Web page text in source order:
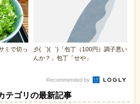
ミで切っ
彡(゜)(゜)「包丁（100円）調子悪い
んか？」包丁「せや」
Recommended by
テゴリの最新記事